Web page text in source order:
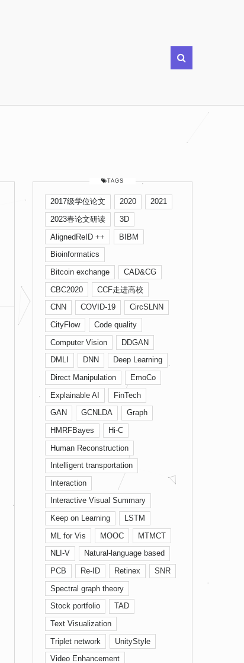
TAGS
2017级学位论文 2020
2021
2023春论文研读
3D
AlignedReID ++
BIBM
Bioinformatics
Bitcoin exchange
CAD&CG
CBC2020
CCF走进高校
CNN
COVID-19
CircSLNN
CityFlow
Code quality
Computer Vision
DDGAN
DMLI
DNN
Deep Learning
Direct Manipulation
EmoCo
Explainable AI
FinTech
GAN
GCNLDA
Graph
HMRFBayes
Hi-C
Human Reconstruction
Intelligent transportation
Interaction
Interactive Visual Summary
Keep on Learning
LSTM
ML for Vis
MOOC
MTMCT
NLI-V
Natural-language based
PCB
Re-ID Retinex
SNR
Spectral graph theory
Stock portfolio
TAD
Text Visualization
Triplet network
UnityStyle
Video Enhancement